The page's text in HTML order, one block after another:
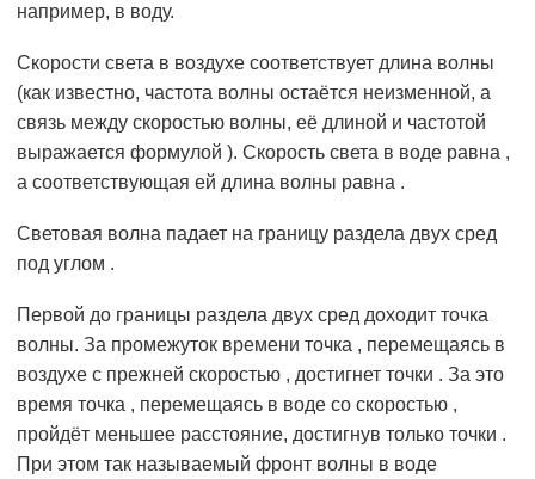
например, в воду.
Скорости света в воздухе соответствует длина волны
(как известно, частота волны остаётся неизменной, а
связь между скоростью волны, её длиной и частотой
выражается формулой ). Скорость света в воде равна ,
а соответствующая ей длина волны равна .
Световая волна падает на границу раздела двух сред
под углом .
Первой до границы раздела двух сред доходит точка
волны. За промежуток времени точка , перемещаясь в
воздухе с прежней скоростью , достигнет точки . За это
время точка , перемещаясь в воде со скоростью ,
пройдёт меньшее расстояние, достигнув только точки .
При этом так называемый фронт волны в воде